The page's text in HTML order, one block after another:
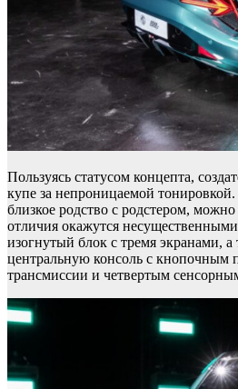
Пользуясь статусом концепта,
купе за непроницаемой
близкое родство с родстером,
отличия окажутся
изогнутый блок с тремя экранами,
центральную консоль с кнопочным
трансмиссии и четвертым